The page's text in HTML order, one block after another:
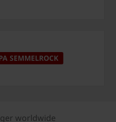
SEMMELROCK
worldwide